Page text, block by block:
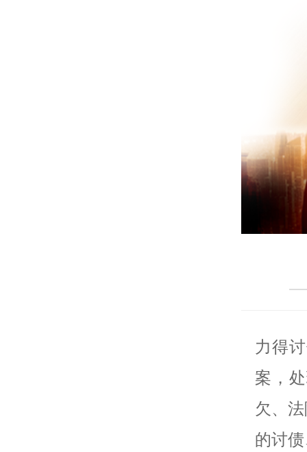
力得
案，
欠、
的讨